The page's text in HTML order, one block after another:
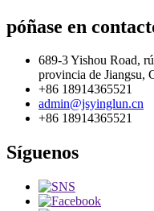
póñase en
689-3 Yishou Road,
provincia de Jiangsu,
+86 18914365521
admin@jsyinglun.cn
+86 18914365521
Síguenos